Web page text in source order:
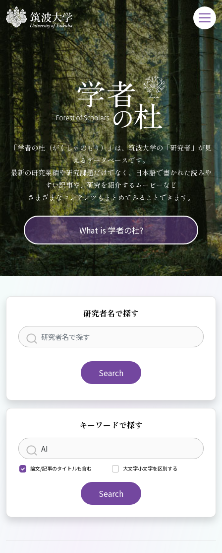
「学者の杜（がくしゃのもり）」は、筑波大学の「研究者」が見
えるデータベースです。
最新の研究業績や研究課題だけでなく、日本語で書かれた読みや
すい記事や、研究を紹介するムービーなど
さまざまなコンテンツもまとめてみることできます。
What is 学者の杜?
研究者名で探す
Search
キーワードで探す
論文/記事のタイトルも含む 大文字小文字を区別する
Search